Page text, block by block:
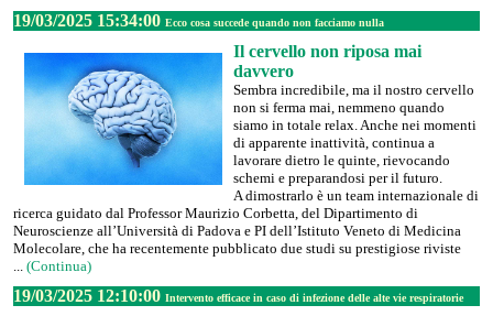
19/03/2025 15:34:00 Ecco cosa succede quando non facciamo nulla
Il cervello non riposa mai
davvero
Sembra incredibile, ma il nostro cervello
non si ferma mai, nemmeno quando
siamo in totale relax. Anche nei momenti
di apparente inattività, continua a
lavorare dietro le quinte, rievocando
schemi e preparandosi per il futuro.
A dimostrarlo è un team internazionale di
ricerca guidato dal Professor Maurizio Corbetta, del Dipartimento di
Neuroscienze all’Università di Padova e PI dell’Istituto Veneto di Medicina
Molecolare, che ha recentemente pubblicato due studi su prestigiose riviste
... (Continua)
19/03/2025 12:10:00 Intervento efficace in caso di infezione delle alte vie respiratorie